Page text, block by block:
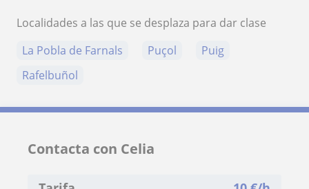
Localidades a las que se desplaza para dar clase
La Pobla de Farnals
Puçol
Puig
Rafelbuñol
Contacta con Celia